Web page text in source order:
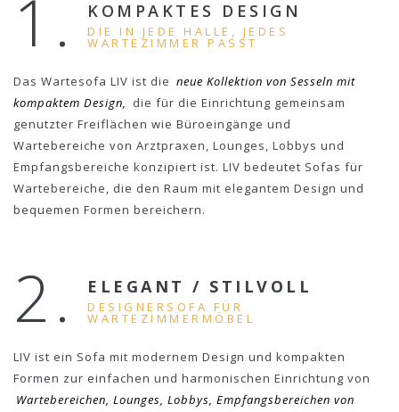
1. KOMPAKTES DESIGN
DIE IN JEDE HALLE, JEDES
WARTEZIMMER PASST
Das Wartesofa LIV ist die neue Kollektion von Sesseln mit
kompaktem Design, die für die Einrichtung gemeinsam
genutzter Freiflächen wie Büroeingänge und
Wartebereiche von Arztpraxen, Lounges, Lobbys und
Empfangsbereiche konzipiert ist. LIV bedeutet Sofas für
Wartebereiche, die den Raum mit elegantem Design und
bequemen Formen bereichern.
2. ELEGANT / STILVOLL
DESIGNERSOFA FÜR
WARTEZIMMERMÖBEL
LIV ist ein Sofa mit modernem Design und kompakten
Formen zur einfachen und harmonischen Einrichtung von
Wartebereichen, Lounges, Lobbys, Empfangsbereichen von